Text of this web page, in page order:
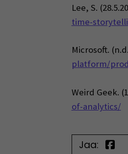
Lee, S.
time-
Microsoft.
platform/
Weird Geek.
of-analytics/
Jaa: